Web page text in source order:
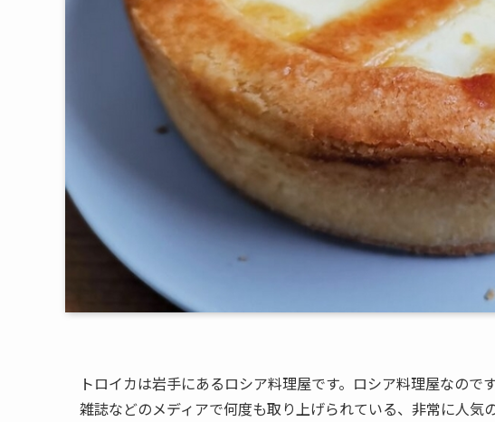
トロイカは岩手にあるロシア料理屋です。ロシア料理屋なの
雑誌などのメディアで何度も取り上げられている、非常に人気